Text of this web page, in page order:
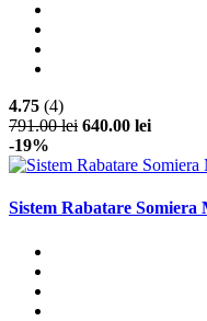
4.75 (4)
791.00 lei 640.00 lei
-19%
Sistem Rabatare Somiera